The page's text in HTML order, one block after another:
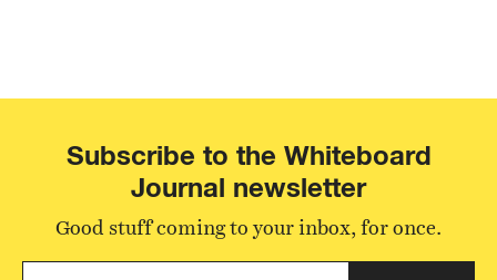
Subscribe to the Whiteboard
Journal newsletter
Good stuff coming to your inbox, for once.